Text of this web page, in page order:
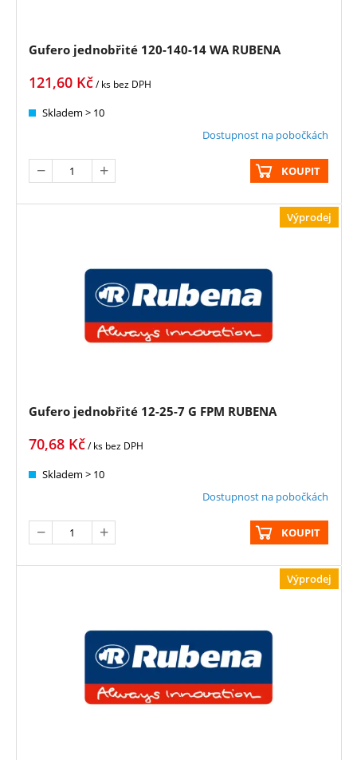
Gufero jednobřité 120-140-14 WA RUBENA
121,60 Kč/ ks bez DPH
Skladem > 10
Dostupnost na pobočkách
KOUPIT
Výprodej
Gufero jednobřité 12-25-7 G FPM RUBENA
70,68 Kč/ ks bez DPH
Skladem > 10
Dostupnost na pobočkách
KOUPIT
Výprodej